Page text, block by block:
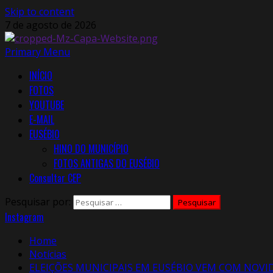
Skip to content
7 de agosto de 2026
Primary Menu
INÍCIO
FOTOS
YOUTUBE
E-MAIL
EUSÉBIO
HINO DO MUNICÍPIO
FOTOS ANTIGAS DO EUSÉBIO
Consultar CEP
Pesquisar por:
Instagram
Home
Notícias
ELEIÇÕES MUNICIPAIS EM EUSÉBIO VEM COM